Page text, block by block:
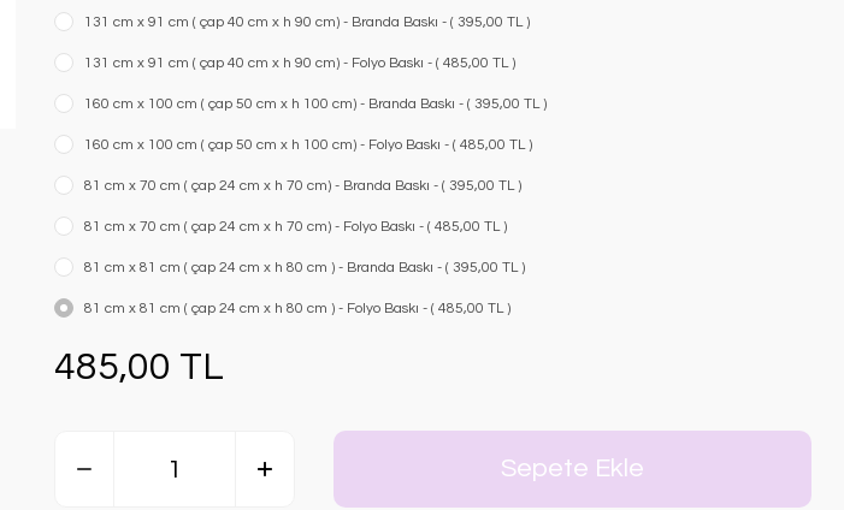
131 cm x 91 cm ( çap 40 cm x h 90 cm) - Branda Baskı - ( 395,00 TL )
131 cm x 91 cm ( çap 40 cm x h 90 cm) - Folyo Baskı - ( 485,00 TL )
160 cm x 100 cm ( çap 50 cm x h 100 cm) - Branda Baskı - ( 395,00 TL )
160 cm x 100 cm ( çap 50 cm x h 100 cm) - Folyo Baskı - ( 485,00 TL )
81 cm x 70 cm ( çap 24 cm x h 70 cm) - Branda Baskı - ( 395,00 TL )
81 cm x 70 cm ( çap 24 cm x h 70 cm) - Folyo Baskı - ( 485,00 TL )
81 cm x 81 cm ( çap 24 cm x h 80 cm ) - Branda Baskı - ( 395,00 TL )
81 cm x 81 cm ( çap 24 cm x h 80 cm ) - Folyo Baskı - ( 485,00 TL )
485,00 TL
Sepete Ekle